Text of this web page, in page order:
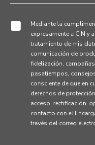
Mediante la
expresamente a CIN
tratamiento de mis
comunicación de
fidelización,
pasatiempos,
consciente de que en
derechos de
acceso, rectificación,
contacto con el
través del correo